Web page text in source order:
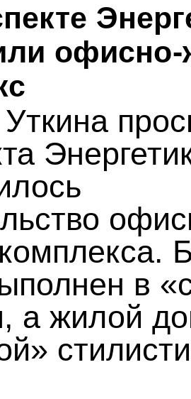
в
а жилой